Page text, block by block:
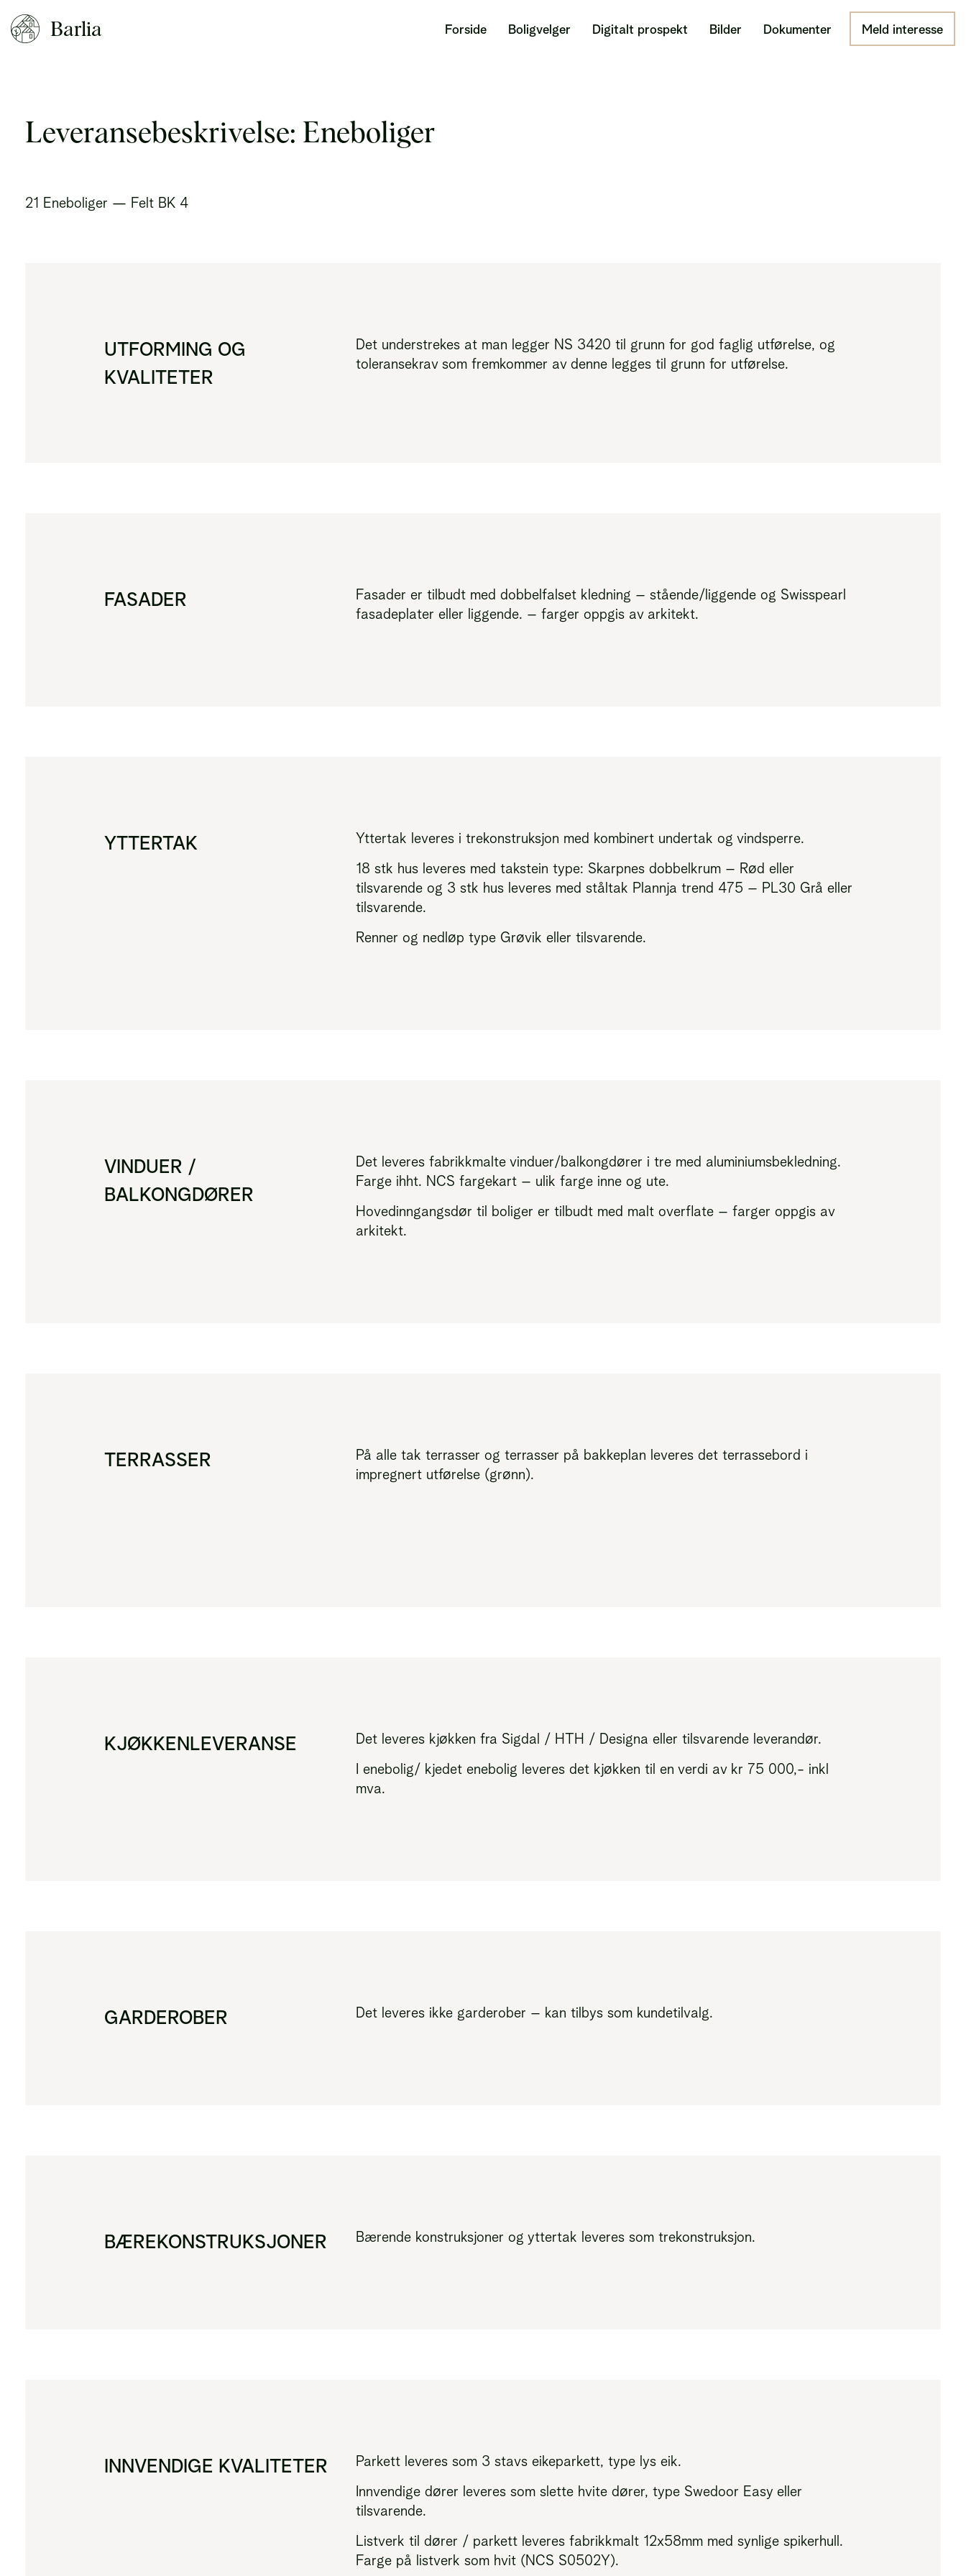
Barlia Forside Boligvelger Digitalt prospekt Bilder Dokumenter Meld interesse
Leveransebeskrivelse: Eneboliger
21 Eneboliger — Felt BK 4
UTFORMING OG
KVALITETER
Det understrekes at man legger NS 3420 til grunn for god faglig utførelse, og
toleransekrav som fremkommer av denne legges til grunn for utførelse.
FASADER
Fasader er tilbudt med dobbelfalset kledning – stående/liggende og Swisspearl
fasadeplater eller liggende. – farger oppgis av arkitekt.
YTTERTAK
Yttertak leveres i trekonstruksjon med kombinert undertak og vindsperre.
18 stk hus leveres med takstein type: Skarpnes dobbelkrum – Rød eller
tilsvarende og 3 stk hus leveres med ståltak Plannja trend 475 – PL30 Grå eller
tilsvarende.
Renner og nedløp type Grøvik eller tilsvarende.
VINDUER /
BALKONGDØRER
Det leveres fabrikkmalte vinduer/balkongdører i tre med aluminiumsbekledning.
Farge ihht. NCS fargekart – ulik farge inne og ute.
Hovedinngangsdør til boliger er tilbudt med malt overflate – farger oppgis av
arkitekt.
TERRASSER
På alle tak terrasser og terrasser på bakkeplan leveres det terrassebord i
impregnert utførelse (grønn).
KJØKKENLEVERANSE
Det leveres kjøkken fra Sigdal / HTH / Designa eller tilsvarende leverandør.
I enebolig/ kjedet enebolig leveres det kjøkken til en verdi av kr 75 000,- inkl
mva.
GARDEROBER Det leveres ikke garderober – kan tilbys som kundetilvalg.
BÆREKONSTRUKSJONER Bærende konstruksjoner og yttertak leveres som trekonstruksjon.
INNVENDIGE KVALITETER
Parkett leveres som 3 stavs eikeparkett, type lys eik.
Innvendige dører leveres som slette hvite dører, type Swedoor Easy eller
tilsvarende.
Listverk til dører / parkett leveres fabrikkmalt 12x58mm med synlige spikerhull.
Farge på listverk som hvit (NCS S0502Y).